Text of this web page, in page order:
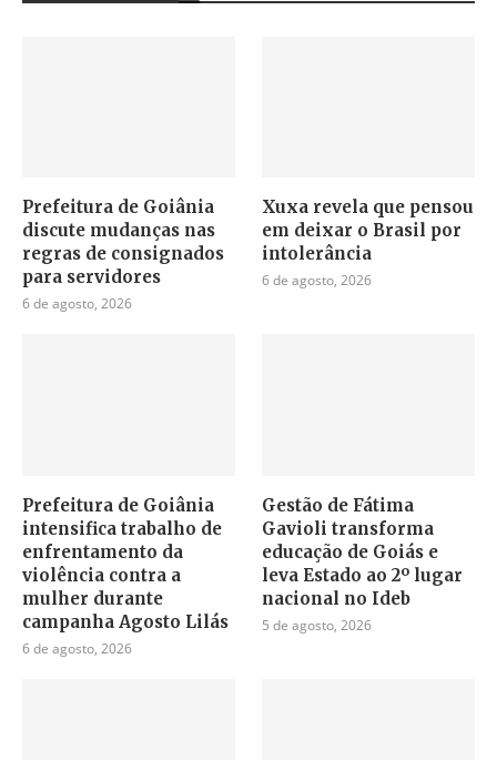
Prefeitura de Goiânia
discute mudanças nas
regras de consignados
para servidores
6 de agosto, 2026
Xuxa revela que pensou
em deixar o Brasil por
intolerância
6 de agosto, 2026
Prefeitura de Goiânia
intensifica trabalho de
enfrentamento da
violência contra a
mulher durante
campanha Agosto Lilás
6 de agosto, 2026
Gestão de Fátima
Gavioli transforma
educação de Goiás e
leva Estado ao 2º lugar
nacional no Ideb
5 de agosto, 2026